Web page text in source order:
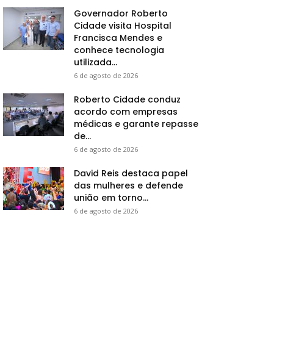
Governador Roberto
Cidade visita Hospital
Francisca Mendes e
conhece tecnologia
utilizada...
6 de agosto de 2026
Roberto Cidade conduz
acordo com empresas
médicas e garante repasse
de...
6 de agosto de 2026
David Reis destaca papel
das mulheres e defende
união em torno...
6 de agosto de 2026